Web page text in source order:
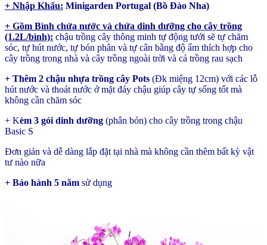
số
lượng
+ Nhập Khẩu: Minigarden Portugal (Bồ Đào Nha)
+ Gồm Bình chứa nước và chứa dinh dưỡng cho cây trồng
(1.2L/bình): chậu trồng cây thông minh tự động tưới sẽ tự chăm
sóc, tự hút nước, tự bón phân và tự cân bằng độ ẩm thích hợp cho
cây trồng trong nhà và cây trồng ngoài trời và cả trồng rau sạch
+ Thêm 2 chậu nhựa trồng cây Pots (Đk miệng 12cm) với các lỗ
hút nước và thoát nước ở mặt đáy chậu giúp cây tự sống tốt mà
không cần chăm sóc
+ Kèm 3 gói dinh dưỡng (phân bón) cho cây trồng trong chậu
Basic S
Đơn giản và dễ dàng lắp đặt tại nhà mà không cần thêm bất kỳ vật
tư nào nữa
+ Bảo hành 5 năm sử dụng